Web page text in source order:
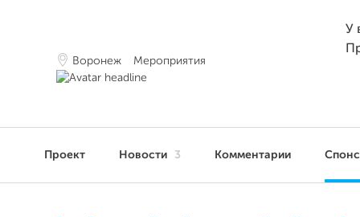
Воронеж Мероприятия
У
Проект Новости 3 Комментарии